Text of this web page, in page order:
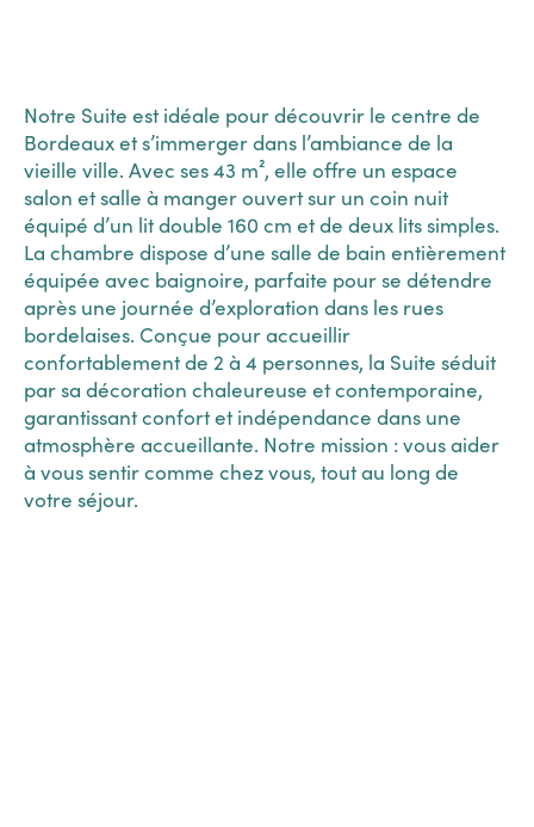
Notre Suite est idéale pour découvrir le centre de
Bordeaux et s’immerger dans l’ambiance de la
vieille ville. Avec ses 43 m², elle offre un espace
salon et salle à manger ouvert sur un coin nuit
équipé d’un lit double 160 cm et de deux lits simples.
La chambre dispose d’une salle de bain entièrement
équipée avec baignoire, parfaite pour se détendre
après une journée d’exploration dans les rues
bordelaises. Conçue pour accueillir
confortablement de 2 à 4 personnes, la Suite séduit
par sa décoration chaleureuse et contemporaine,
garantissant confort et indépendance dans une
atmosphère accueillante. Notre mission : vous aider
à vous sentir comme chez vous, tout au long de
votre séjour.